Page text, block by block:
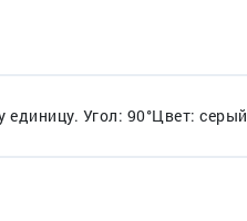
Угол: 90°Цвет: серый